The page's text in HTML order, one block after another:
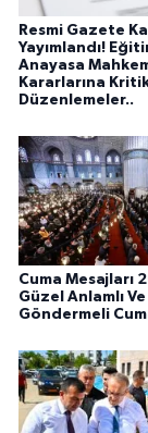
Resmi Gazete
Yayımlandı!
Anayasa
Kararlarına
Düzenlemeler..
Cuma Mesajları
Güzel Anlamlı Ve
Göndermeli